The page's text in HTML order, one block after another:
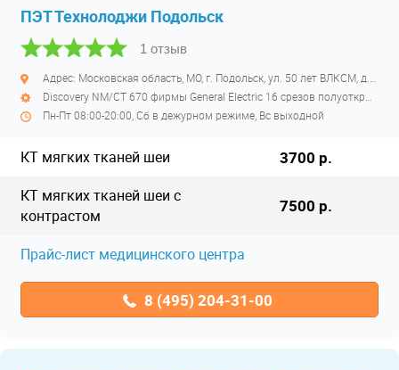
ПЭТ Технолоджи Подольск
1 отзыв
Пн-Пт 08:00-20:00, Сб в дежурном режиме, Вс выходной
КТ мягких тканей шеи 3700 р.
КТ мягких тканей шеи с
контрастом
7500 р.
Прайс-лист медицинского центра
8 (495) 204-31-00